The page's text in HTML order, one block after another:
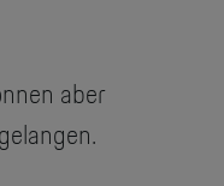
aber